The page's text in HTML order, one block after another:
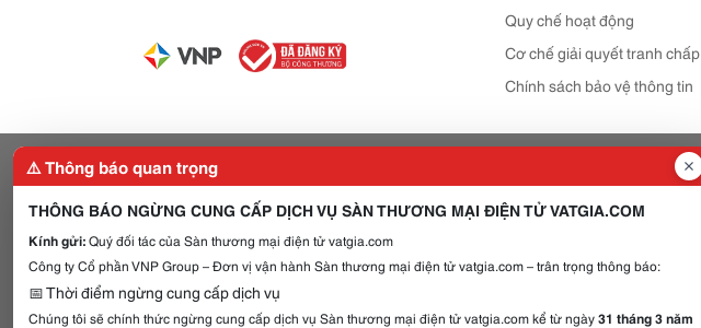
Quy chế hoạt động
Cơ chế giải quyết tranh chấp
Chính sách bảo vệ thông tin
⚠️ Thông báo quan trọng
THÔNG BÁO NGỪNG CUNG CẤP DỊCH VỤ SÀN THƯƠNG MẠI ĐIỆN TỬ VATGIA.COM
Kính gửi:Quý đối tác của Sàn thương mại điện tử vatgia.com
Công ty Cổ phần VNP Group – Đơn vị vận hành Sàn thương mại điện tử vatgia.com – trân trọng thông báo:
📅 Thời điểm ngừng cung cấp dịch vụ
Chúng tôi sẽ chính thức ngừng cung cấp dịch vụ Sàn thương mại điện tử vatgia.com kể từ ngày31 tháng 3 năm